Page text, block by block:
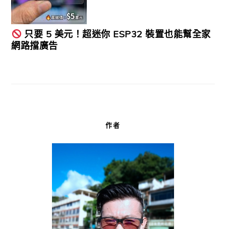
只要 5 美元！超迷你 ESP32 裝置也能幫全家
網路擋廣告
作者